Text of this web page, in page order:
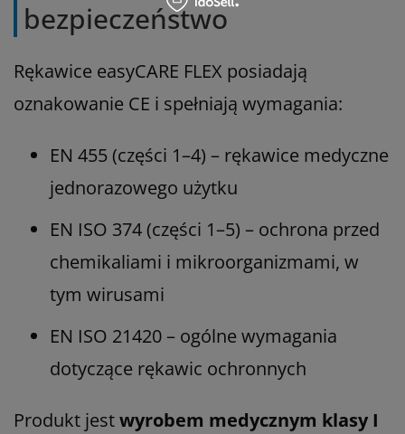
bezpieczeństwo
Rękawice easyCARE FLEX posiadają
oznakowanie CE i spełniają wymagania:
EN 455 (części 1–4) – rękawice medyczne
jednorazowego użytku
EN ISO 374 (części 1–5) – ochrona przed
chemikaliami i mikroorganizmami, w
tym wirusami
EN ISO 21420 – ogólne wymagania
dotyczące rękawic ochronnych
Produkt jestwyrobem medycznym klasy I